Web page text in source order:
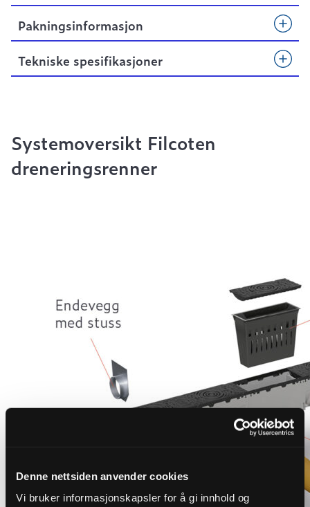
Denne nettsiden anvender cookies
Vi bruker informasjonskapsler for å gi innhold og
Pakningsinformasjon
Tekniske spesifikasjoner
Systemoversikt Filcoten
dreneringsrenner